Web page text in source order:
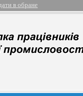
в обране